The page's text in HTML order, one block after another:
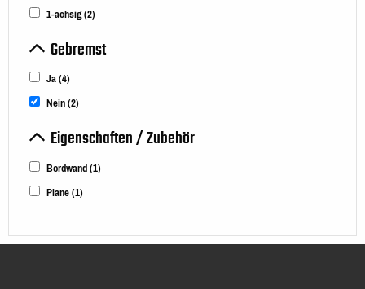
1-achsig(2)
Gebremst
Ja(4)
Nein(2)
Eigenschaften / Zubehör
Bordwand(1)
Plane(1)